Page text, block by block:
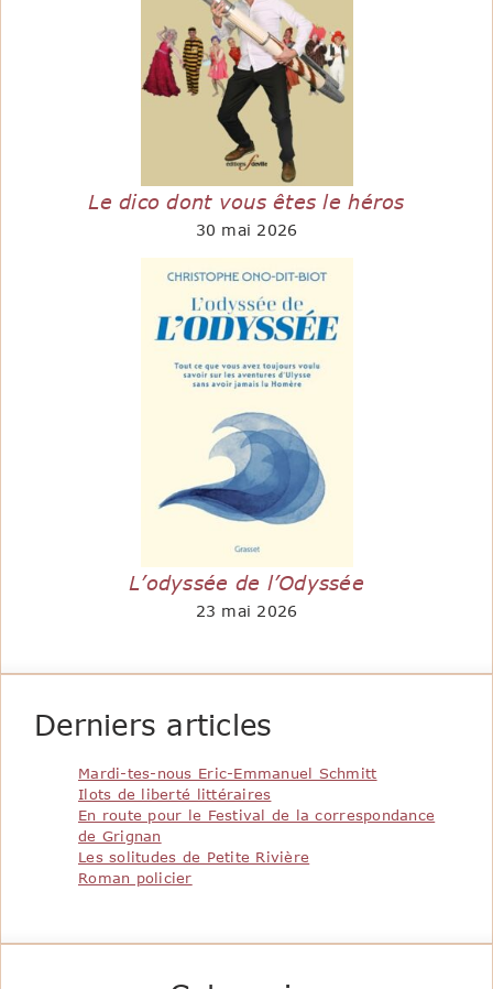
Le dico dont vous êtes le héros
30 mai 2026
L’odyssée de l’Odyssée
23 mai 2026
Derniers articles
Mardi-tes-nous Eric-Emmanuel Schmitt
Ilots de liberté littéraires
En route pour le Festival de la correspondance
de Grignan
Les solitudes de Petite Rivière
Roman policier